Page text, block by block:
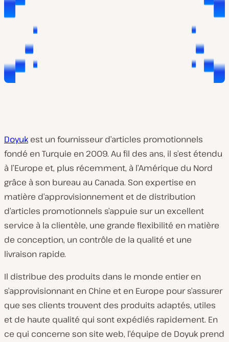
Doyuk est un fournisseur d’articles promotionnels
fondé en Turquie en 2009. Au fil des ans, il s’est étendu
à l’Europe et, plus récemment, à l’Amérique du Nord
grâce à son bureau au Canada. Son expertise en
matière d’approvisionnement et de distribution
d’articles promotionnels s’appuie sur un excellent
service à la clientèle, une grande flexibilité en matière
de conception, un contrôle de la qualité et une
livraison rapide.
Il distribue des produits dans le monde entier en
s’approvisionnant en Chine et en Europe pour s’assurer
que ses clients trouvent des produits adaptés, utiles
et de haute qualité qui sont expédiés rapidement. En
ce qui concerne son site web, l’équipe de Doyuk prend